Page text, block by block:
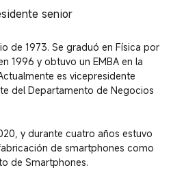
senior
de 1973. Se graduó en Física por
1996 y obtuvo un EMBA en la
es vicepresidente
del Departamento de Negocios
y durante cuatro años estuvo
de smartphones como
de Smartphones.